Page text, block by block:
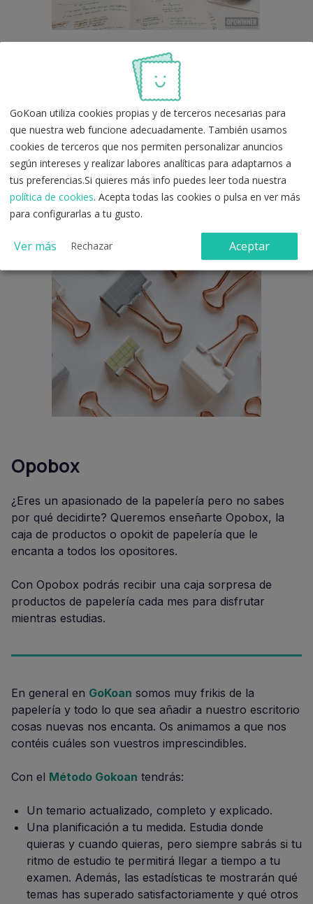
Pinzas para los apuntes
La mejor forma de tener cada temaguardado y
ordenado es con pinzas. Para nosotras es la solución
al problema de los clips que solo sirven para un
conjunto de pocos folios y si encima son mint mejor
que mejor.
Opobox
¿Eres un apasionado de la papelería pero no sabes
por qué decidirte? Queremos enseñarte Opobox, la
caja de productos o opokit de papelería que le
encanta a todos los opositores.
Con Opobox podrás recibir una caja sorpresa de
productos de papelería cada mes para disfrutar
mientras estudias.
En general en GoKoan somos muy frikis de la
papelería y todo lo que sea añadir a nuestro escritorio
cosas nuevas nos encanta. Os animamos a que nos
contéis cuáles son vuestros imprescindibles.
Con el Método Gokoan tendrás:
Un temario actualizado, completo y explicado.
Una planificación a tu medida. Estudia donde
quieras y cuando quieras, pero siempre sabrás si tu
ritmo de estudio te permitirá llegar a tiempo a tu
examen. Además, las estadísticas te mostrarán qué
temas has superado satisfactoriamente y qué otros
GoKoan utiliza cookies propias y de terceros necesarias para
que nuestra web funcione adecuadamente. También usamos
cookies de terceros que nos permiten personalizar anuncios
según intereses y realizar labores analíticas para adaptarnos a
tus preferencias.Si quieres más info puedes leer toda nuestra
política de cookies. Acepta todas las cookies o pulsa en ver más
para configurarlas a tu gusto.
Ver más Rechazar Aceptar